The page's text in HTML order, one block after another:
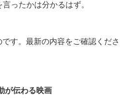
ったかは分かるはず。
す。最新の内容をご確認くださ
が伝わる映画